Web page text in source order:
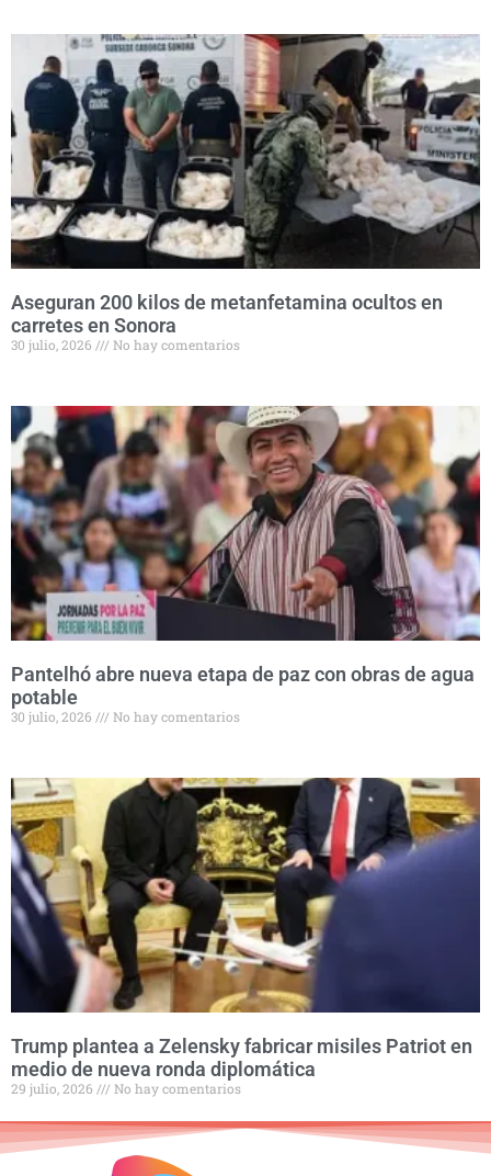
Aseguran 200 kilos de metanfetamina ocultos en
carretes en Sonora
30 julio, 2026 No hay comentarios
Pantelhó abre nueva etapa de paz con obras de agua
potable
30 julio, 2026 No hay comentarios
Trump plantea a Zelensky fabricar misiles Patriot en
medio de nueva ronda diplomática
29 julio, 2026 No hay comentarios